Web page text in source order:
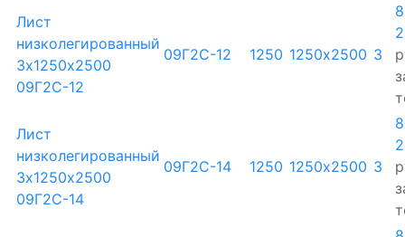
Лист
низколегированный
3х1250х2500
09Г2С-12
09Г2С-12 1250 1250х2500 3
Лист
низколегированный
3х1250х2500
09Г2С-14
09Г2С-14 1250 1250х2500 3